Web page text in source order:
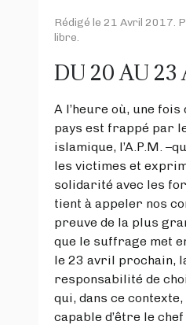
Rédigé le 21 Avril 2017.
libre.
DU 20 AU
A l’heure où, une
pays est frappé par
islamique, l’A.P.M.
les victimes et
solidarité avec les
tient à appeler nos
preuve de la plus
que le suffrage met
le 23 avril prochain,
responsabilité de
qui, dans ce
capable d’être le chef